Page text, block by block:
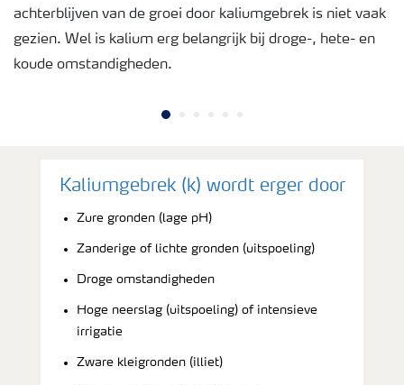
achterblijven van de groei door kaliumgebrek is niet vaak
gezien. Wel is kalium erg belangrijk bij droge-, hete- en
koude omstandigheden.
Kaliumgebrek (k) wordt erger door
Zure gronden (lage pH)
Zanderige of lichte gronden (uitspoeling)
Droge omstandigheden
Hoge neerslag (uitspoeling) of intensieve
irrigatie
Zware kleigronden (illiet)